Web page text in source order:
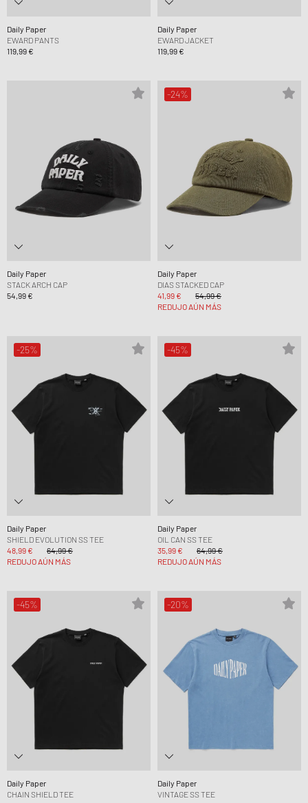
Daily Paper
EWARD PANTS
119,99 €
Daily Paper
EWARD JACKET
119,99 €
Daily Paper
STACK ARCH CAP
54,99 €
-24%
Daily Paper
DIAS STACKED CAP
41,99 €
54,99 €
REDUJO AÚN MÁS
-25%
Daily Paper
SHIELD EVOLUTION SS TEE
48,99 €
64,99 €
REDUJO AÚN MÁS
-45%
Daily Paper
OIL CAN SS TEE
35,99 €
64,99 €
REDUJO AÚN MÁS
-45%
Daily Paper
CHAIN SHIELD TEE
-20%
Daily Paper
VINTAGE SS TEE